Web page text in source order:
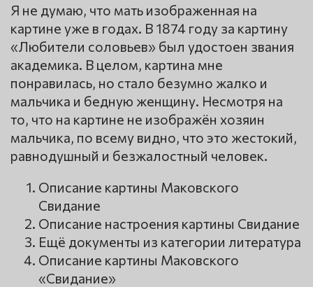
Я не думаю, что мать изображенная на
картине уже в годах. В 1874 году за картину
«Любители соловьев» был удостоен звания
академика. В целом, картина мне
понравилась, но стало безумно жалко и
мальчика и бедную женщину. Несмотря на
то, что на картине не изображён хозяин
мальчика, по всему видно, что это жестокий,
равнодушный и безжалостный человек.
Описание картины Маковского
Свидание
Описание настроения картины Свидание
Ещё документы из категории литература
Описание картины Маковского
«Свидание»